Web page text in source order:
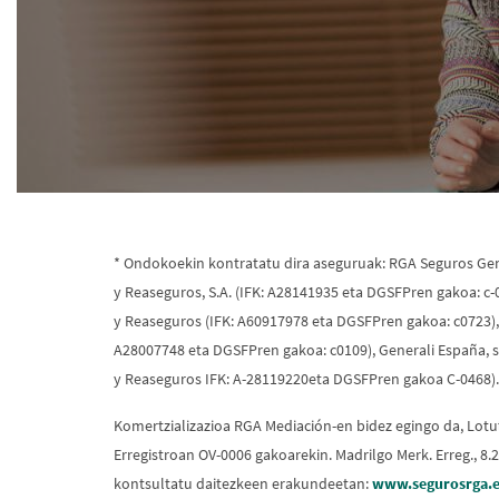
* Ondokoekin kontratatu dira aseguruak: RGA Seguros
y Reaseguros, S.A. (IFK: A28141935 eta DGSFPren
y Reaseguros (IFK: A60917978 eta DGSFPren gakoa:
A28007748 eta DGSFPren gakoa: c0109), Generali
y Reaseguros IFK: A-28119220eta DGSFPren gakoa C-0468).
Komertzializazioa RGA Mediación-en bidez egingo da,
Erregistroan OV-0006 gakoarekin. Madrilgo Merk. Erreg.,
kontsultatu daitezkeen erakundeetan: